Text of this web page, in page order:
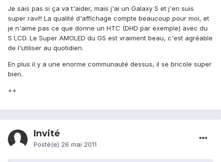
Je sais pas si ça va t'aider, mais j'ai un Galaxy S et j'en suis
super ravi!! La qualité d'affichage compte beaucoup pour moi, et
je n'aime pas ce que donne un HTC (DHD par exemple) avec du
S LCD. Le Super AMOLED du GS est vraiment beau, c'est agréable
de l'utiliser au quotidien.
En plus il y a une enorme communauté dessus, il se bricole super
bien.
++
Invité
Posté(e) 26 mai 2011